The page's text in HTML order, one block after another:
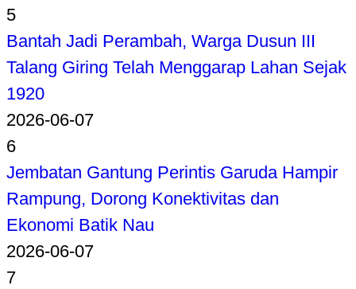
5
Bantah Jadi Perambah, Warga Dusun III
Talang Giring Telah Menggarap Lahan Sejak
1920
2026-06-07
6
Jembatan Gantung Perintis Garuda Hampir
Rampung, Dorong Konektivitas dan
Ekonomi Batik Nau
2026-06-07
7